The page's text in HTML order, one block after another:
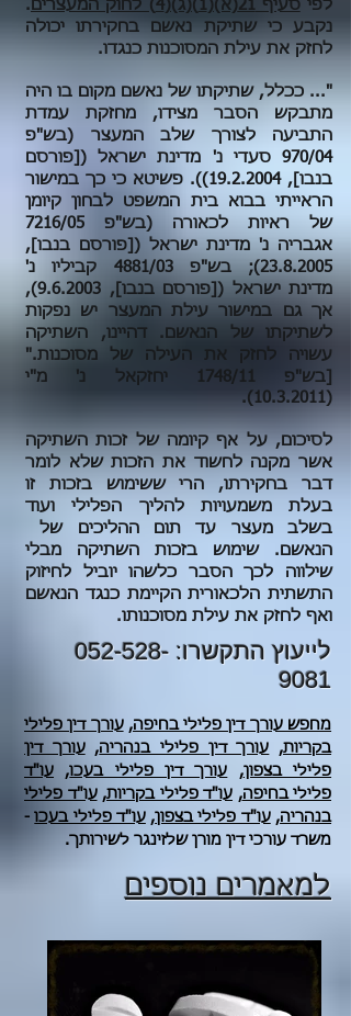
לפיסעיף 21(א)(1)(ג)(4) לחוק המעצרים
.
נקבע כי שתיקת נאשם בחקירתו יכולה
לחזק את עילת המסוכנות כנגדו.
"... ככלל, שתיקתו של נאשם מקום בו היה
מתבקש הסבר מצידו, מחזקת עמדת
התביעה לצורך שלב המעצר (בש"פ
970/04 סעדי נ' מדינת ישראל ([פורסם
בנבו], 19.2.2004)). פשיטא כי כך במישור
הראייתי בבוא בית המשפט לבחון קיומן
של ראיות לכאורה (בש"פ 7216/05
אגבריה נ' מדינת ישראל ([פורסם בנבו],
23.8.2005)
; בש"פ 4881/03 קביליו נ'
מדינת ישראל ([פורסם בנבו], 9.6.2003),
אך גם במישור עילת המעצר יש נפקות
לשתיקתו של הנאשם. דהיינו, השתיקה
עשויה לחזק את העילה של מסוכנות."
[בש"פ 1748/11 יחזקאל נ' מ"י
(10.3.2011)
.
לסיכום,על אף קיומה של זכות השתיקה
אשר מקנה לחשוד את הזכות שלא לומר
דבר בחקירתו, הרי ששימוש בזכות זו
בעלת משמעויות להליך הפלילי ועוד
בשלב מעצר עד תום ההליכים של
הנאשם. שימוש בזכות השתיקה מבלי
שילווה לכך הסבר כלשהו יוביל לחיזוק
התשתית הלכאורית הקיימת כנגד הנאשם
ואף לחזק את עילת מסוכנותו.
לייעוץ התקשרו: 052-528-
9081
מחפש עורך דין פלילי בחיפה, עורך דין פלילי
בקריות, עורך דין פלילי בנהריה,עורך דין
פלילי בצפון, עורך דין פלילי בעכו, עו"ד
פלילי בחיפה, עו"ד פלילי בקריות,עו"ד פלילי
בנהריה,עו"ד פלילי בצפון,עו"ד פלילי בעכו-
משרד עורכי דין מורן שלזינגר לשירותך.
למאמרים נוספים